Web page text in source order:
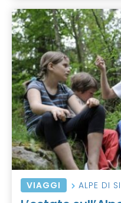
VIAGGI ALPE DI